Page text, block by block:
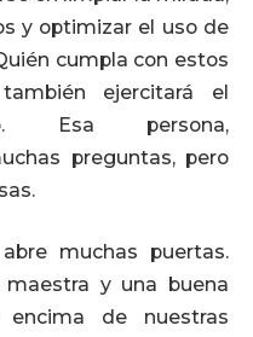
y optimizar el uso de
cumpla con estos
ejercitará el
Esa persona,
preguntas, pero
muchas puertas.
y una buena
de nuestras